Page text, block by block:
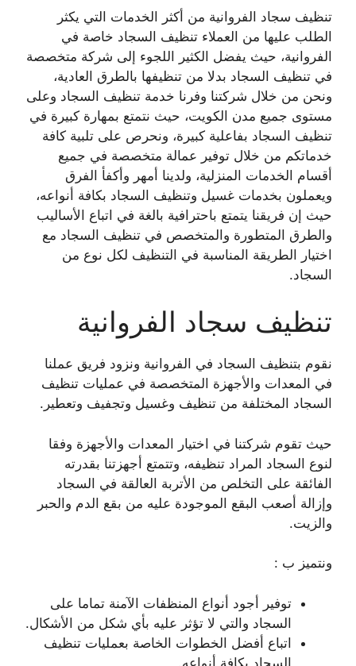
تنظيف سجاد الفروانية من أكثر الخدمات التي يكثر
الطلب عليها من العملاء تنظيف السجاد خاصة في
الفروانية، حيث يفضل الكثير اللجوء إلى شركة متخصصة
في تنظيف السجاد بدلا من تنظيفها بالطرق العادية،
ونحن من خلال شركتنا وفرنا خدمة تنظيف السجاد وعلى
مستوى جميع مدن الكويت، حيث نتمتع بمهارة كبيرة في
تنظيف السجاد بفاعلية كبيرة، ونحرص على تلبية كافة
خدماتكم من خلال توفير عمالة متخصصة في جميع
أقسام الخدمات المنزلية، ولدينا أمهر وأكفأ الفرق
ويعملون بخدمات غسيل وتنظيف السجاد بكافة أنواعه،
حيث إن فريقنا يتمتع باحترافية بالغة في اتباع الأساليب
والطرق المتطورة والمتخصص في تنظيف السجاد مع
اختيار الطريقة المناسبة في التنظيف لكل نوع من
السجاد.
تنظيف سجاد الفروانية
نقوم بتنظيف السجاد في الفروانية ونزود فريق عملنا
في المعدات والأجهزة المتخصصة في عمليات تنظيف
السجاد المختلفة من تنظيف وغسيل وتجفيف وتعطير.
حيث تقوم شركتنا في اختيار المعدات والأجهزة وفقا
لنوع السجاد المراد تنظيفه، وتتمتع أجهزتنا بقدرته
الفائقة على التخلص من الأتربة العالقة في السجاد
وإزالة أصعب البقع الموجودة عليه من بقع الدم والحبر
والزيت.
ونتميز ب :
توفير أجود أنواع المنظفات الآمنة تماما على
السجاد والتي لا تؤثر عليه بأي شكل من الأشكال.
اتباع أفضل الخطوات الخاصة بعمليات تنظيف
السجاد بكافة أنواعه.